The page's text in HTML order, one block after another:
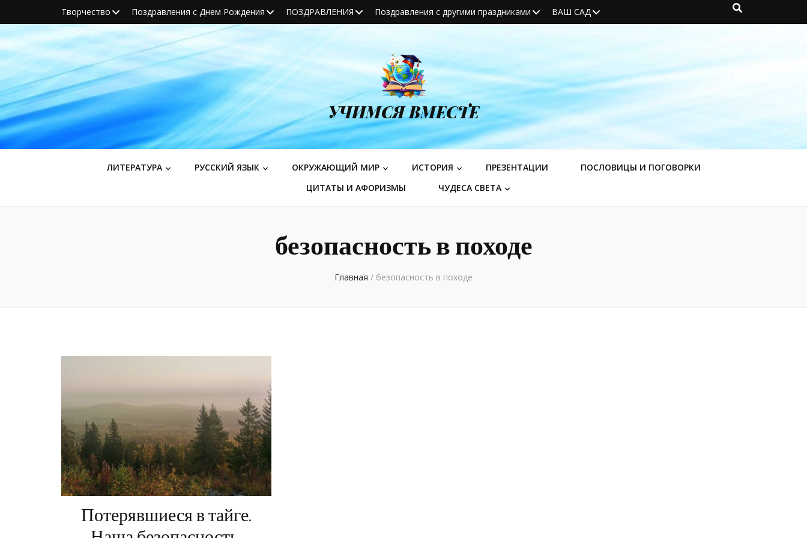
Творчество Поздравления с Днем Рождения ПОЗДРАВЛЕНИЯ Поздравления с другими праздниками ВАШ САД
УЧИМСЯ ВМЕСТЕ
ЛИТЕРАТУРА РУССКИЙ ЯЗЫК ОКРУЖАЮЩИЙ МИР ИСТОРИЯ ПРЕЗЕНТАЦИИ
ПОСЛОВИЦЫ И ПОГОВОРКИ
ЦИТАТЫ И АФОРИЗМЫ
ЧУДЕСА СВЕТА
безопасность в походе
Главная / безопасность в походе
Потерявшиеся в тайге.